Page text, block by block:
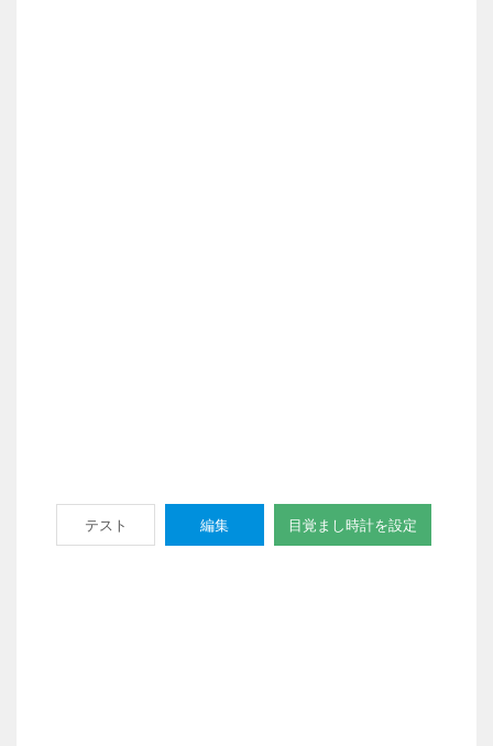
テスト 編集 目覚まし時計を設定